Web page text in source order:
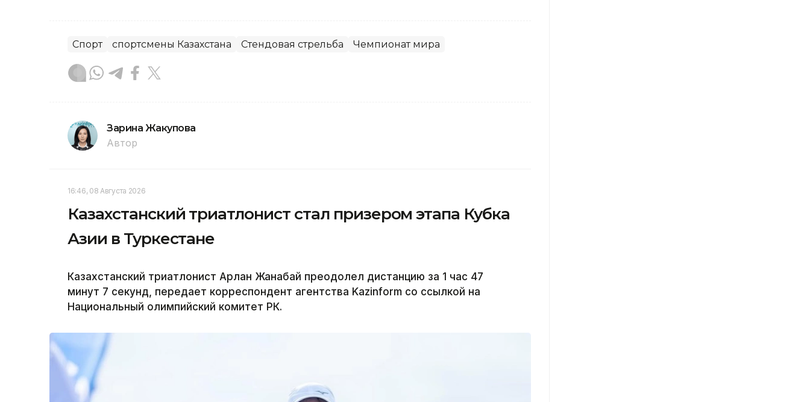
Спорт спортсмены Казахстана Стендовая стрельба Чемпионат мира
Зарина Жакупова
Автор
16:46, 08 Августа 2026
Казахстанский триатлонист стал призером этапа Кубка
Азии в Туркестане
Казахстанский триатлонист Арлан Жанабай преодолел дистанцию за 1 час 47
минут 7 секунд, передает корреспондент агентства Kazinform со ссылкой на
Национальный олимпийский комитет РК.